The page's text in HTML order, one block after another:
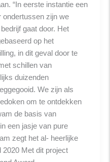
“In eerste instantie een
ondertussen zijn we
gaat door. Het
op het
in dit geval door te
schillen van
duizenden
We zijn als
om te ontdekken
de basis van
een jasje van pure
zegt het al- heerlijke
2020 Met dit project